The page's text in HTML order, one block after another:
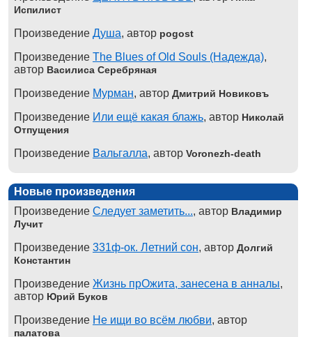
Испилист
Произведение Душа, автор pogost
Произведение The Blues of Old Souls (Надежда),
автор Василиса Серебряная
Произведение Мурман, автор Дмитрий Новиковъ
Произведение Или ещё какая блажь, автор Николай
Отпущения
Произведение Вальгалла, автор Voronezh-death
Новые произведения
Произведение Следует заметить..., автор Владимир
Лучит
Произведение 331ф-ок. Летний сон, автор Долгий
Константин
Произведение Жизнь прОжита, занесена в анналы,
автор Юрий Буков
Произведение Не ищи во всём любви, автор
палатова